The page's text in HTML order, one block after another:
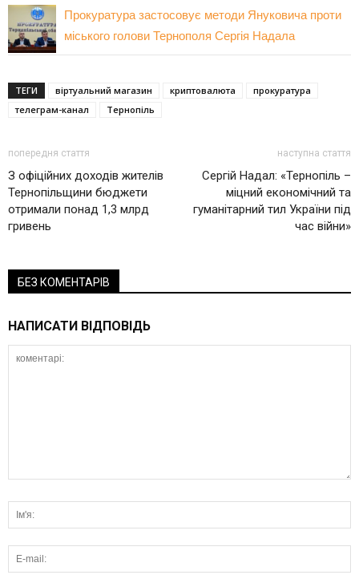
Прокуратура застосовує методи Януковича проти
міського голови Тернополя Сергія Надала
ТЕГИ віртуальний магазин криптовалюта
прокуратура
телеграм-канал
Тернопіль
попередня стаття
З офіційних доходів жителів
Тернопільщини бюджети
отримали понад 1,3 млрд
гривень
наступна стаття
Сергій Надал: «Тернопіль –
міцний економічний та
гуманітарний тил України під
час війни»
БЕЗ КОМЕНТАРІВ
НАПИСАТИ ВІДПОВІДЬ